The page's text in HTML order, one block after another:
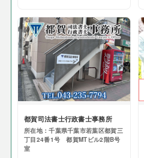
都賀司法書士行政書士事務所
所在地：千葉県千葉市若葉区都賀三
丁目24番1号 都賀MTビル2階B号
室